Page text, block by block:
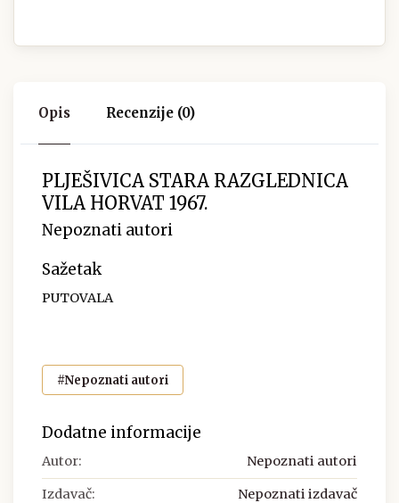
Opis Recenzije (0)
PLJEŠIVICA STARA RAZGLEDNICA
VILA HORVAT 1967.
Nepoznati autori
Sažetak
PUTOVALA
#Nepoznati autori
Dodatne informacije
Autor: Nepoznati autori
Izdavač: Nepoznati izdavač